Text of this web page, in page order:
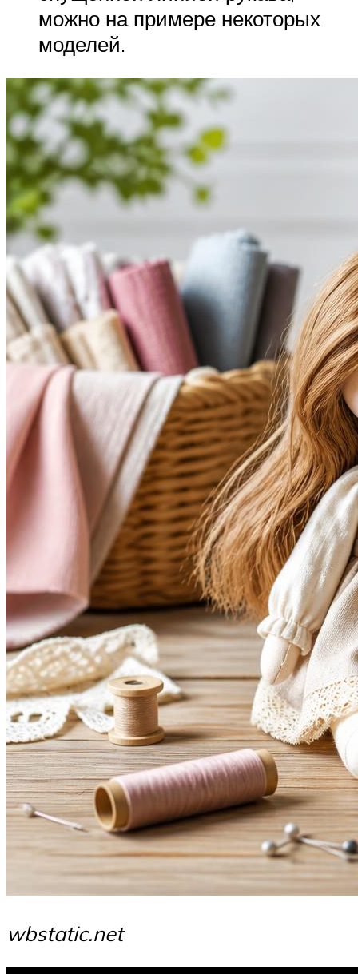
можно на примере некоторых
моделей.
wbstatic.net